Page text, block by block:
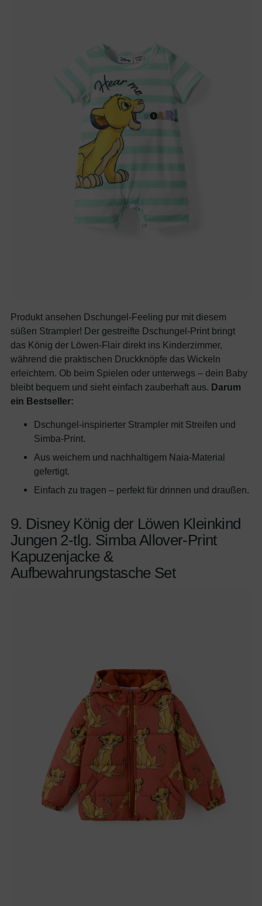
Produkt ansehen Dschungel-Feeling pur mit diesem
süßen Strampler! Der gestreifte Dschungel-Print bringt
das König der Löwen-Flair direkt ins Kinderzimmer,
während die praktischen Druckknöpfe das Wickeln
erleichtern. Ob beim Spielen oder unterwegs – dein Baby
bleibt bequem und sieht einfach zauberhaft aus. Darum
ein Bestseller:
Dschungel-inspirierter Strampler mit Streifen und
Simba-Print.
Aus weichem und nachhaltigem Naia-Material
gefertigt.
Einfach zu tragen – perfekt für drinnen und draußen.
9. Disney König der Löwen Kleinkind
Jungen 2-tlg. Simba Allover-Print
Kapuzenjacke &
Aufbewahrungstasche Set